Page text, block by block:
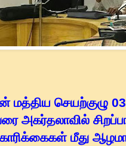
மத்திய செயற்குழு
அகர்தலாவில்
மீது